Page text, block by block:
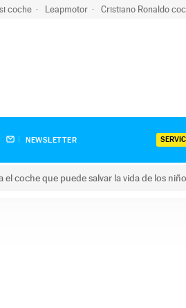
coche Leapmotor Cristiano Ronaldo
NEWSLETTER
coche que puede salvar la vida de los